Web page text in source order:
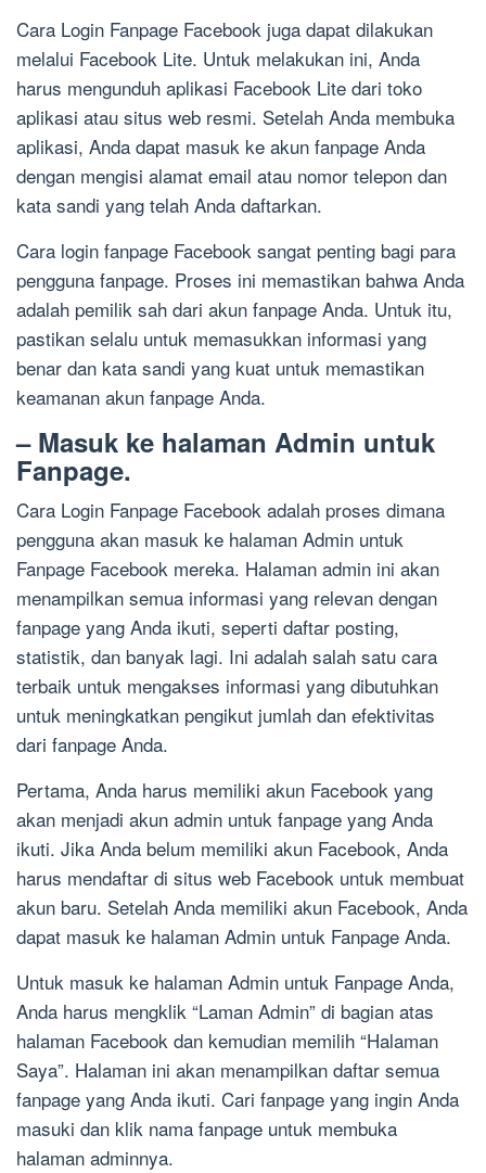
Cara Login Fanpage Facebook juga dapat dilakukan
melalui Facebook Lite. Untuk melakukan ini, Anda
harus mengunduh aplikasi Facebook Lite dari toko
aplikasi atau situs web resmi. Setelah Anda membuka
aplikasi, Anda dapat masuk ke akun fanpage Anda
dengan mengisi alamat email atau nomor telepon dan
kata sandi yang telah Anda daftarkan.
Cara login fanpage Facebook sangat penting bagi para
pengguna fanpage. Proses ini memastikan bahwa Anda
adalah pemilik sah dari akun fanpage Anda. Untuk itu,
pastikan selalu untuk memasukkan informasi yang
benar dan kata sandi yang kuat untuk memastikan
keamanan akun fanpage Anda.
– Masuk ke halaman Admin untuk
Fanpage.
Cara Login Fanpage Facebook adalah proses dimana
pengguna akan masuk ke halaman Admin untuk
Fanpage Facebook mereka. Halaman admin ini akan
menampilkan semua informasi yang relevan dengan
fanpage yang Anda ikuti, seperti daftar posting,
statistik, dan banyak lagi. Ini adalah salah satu cara
terbaik untuk mengakses informasi yang dibutuhkan
untuk meningkatkan pengikut jumlah dan efektivitas
dari fanpage Anda.
Pertama, Anda harus memiliki akun Facebook yang
akan menjadi akun admin untuk fanpage yang Anda
ikuti. Jika Anda belum memiliki akun Facebook, Anda
harus mendaftar di situs web Facebook untuk membuat
akun baru. Setelah Anda memiliki akun Facebook, Anda
dapat masuk ke halaman Admin untuk Fanpage Anda.
Untuk masuk ke halaman Admin untuk Fanpage Anda,
Anda harus mengklik “Laman Admin” di bagian atas
halaman Facebook dan kemudian memilih “Halaman
Saya”. Halaman ini akan menampilkan daftar semua
fanpage yang Anda ikuti. Cari fanpage yang ingin Anda
masuki dan klik nama fanpage untuk membuka
halaman adminnya.